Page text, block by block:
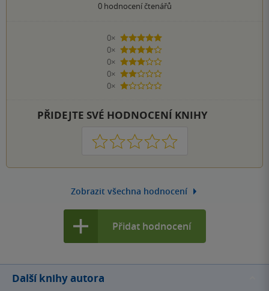
0hodnocení čtenářů
0×
5 hvězdiček
0×
4 hvězdičky
0×
3 hvězdičky
0×
2 hvězdičky
0×
1 hvezdička
PŘIDEJTE SVÉ HODNOCENÍ KNIHY
1 2 3 4 5
Zobrazit všechna hodnocení
Přidat hodnocení
Další knihy autora